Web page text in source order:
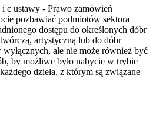
c ustawy - Prawo zamówień
pozbawiać podmiotów sektora
dostępu do określonych dóbr
artystyczną lub do dóbr
ale nie może również być
by możliwe było nabycie w trybie
każdego dzieła, z którym są związane